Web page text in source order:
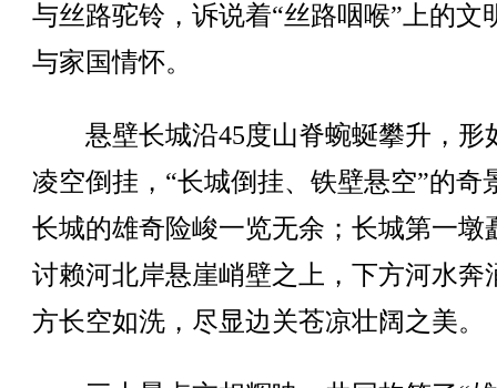
与丝路驼铃，诉说着“丝路咽喉”上的文
与家国情怀。
悬壁长城沿45度山脊蜿蜒攀升，形
凌空倒挂，“长城倒挂、铁壁悬空”的奇
长城的雄奇险峻一览无余；长城第一墩
讨赖河北岸悬崖峭壁之上，下方河水奔
方长空如洗，尽显边关苍凉壮阔之美。